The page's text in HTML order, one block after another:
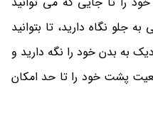
جلو نگاه دارید، تا بتوانید
به بدن خود را نگه دارید و
پشت خود را تا حد امکان